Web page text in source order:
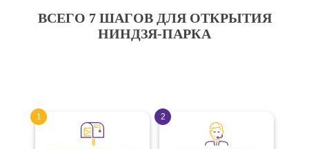
ВСЕГО 7 ШАГОВ ДЛЯ ОТКРЫТИЯ
НИНДЗЯ-ПАРКА
1 2